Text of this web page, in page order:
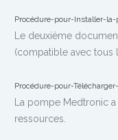
Procédure-pour-Installer-
Le deuxième
(compatible avec tous
Procédure-pour-
La pompe Medtronic
ressources.